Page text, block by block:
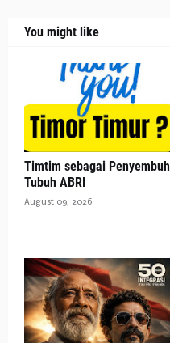
You might like
Timtim sebagai Penyembuh
Tubuh ABRI
August 09, 2026